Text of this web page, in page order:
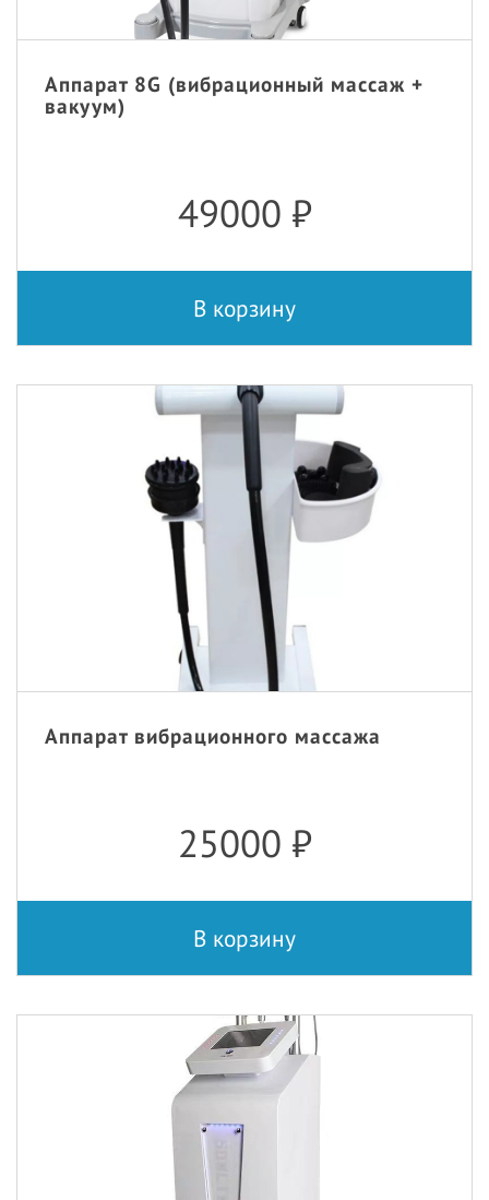
Аппарат 8G (вибрационный массаж +
вакуум)
49000 ₽
В корзину
Аппарат вибрационного массажа
25000 ₽
В корзину